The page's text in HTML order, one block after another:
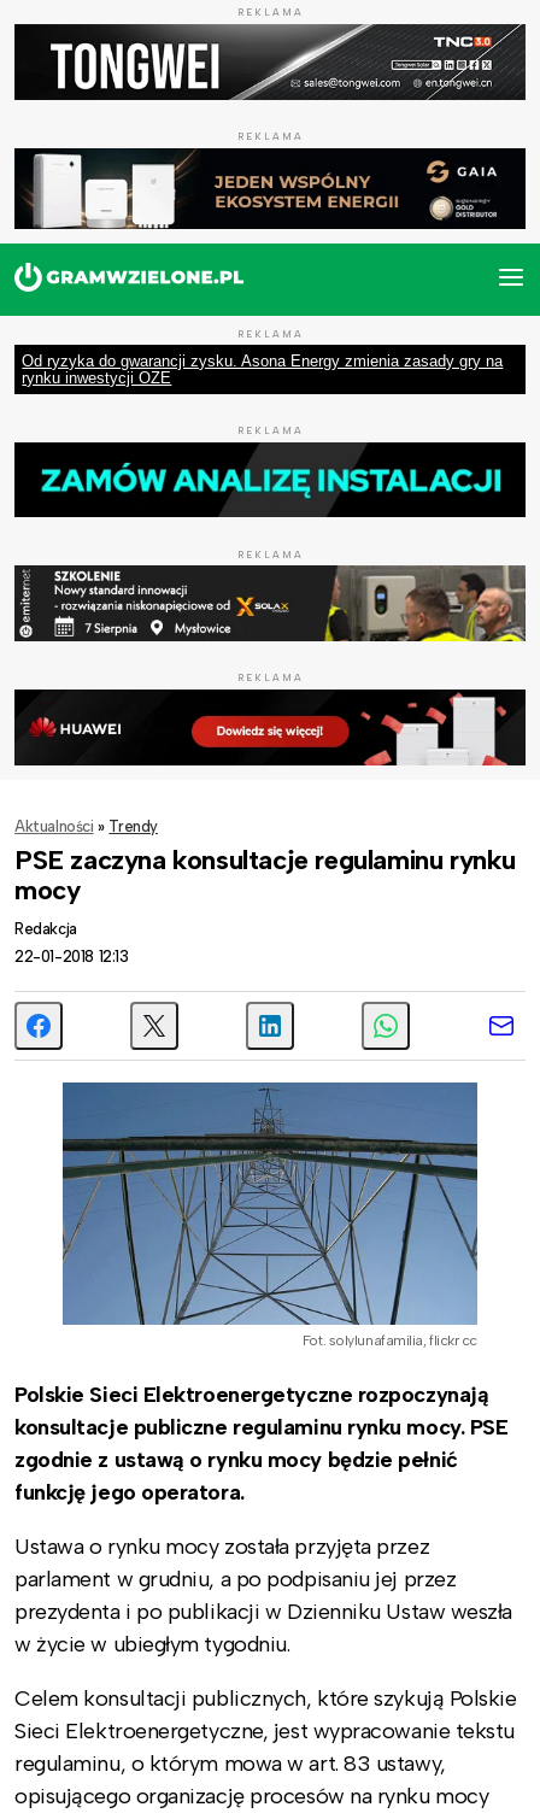
REKLAMA
REKLAMA
REKLAMA
Od ryzyka do gwarancji zysku. Asona Energy zmienia zasady gry na
rynku inwestycji OZE
REKLAMA
REKLAMA
REKLAMA
Aktualności » Trendy
PSE zaczyna konsultacje regulaminu rynku
mocy
Redakcja
22-01-2018 12:13
Fot. solylunafamilia, flickr cc
Polskie Sieci Elektroenergetyczne rozpoczynają
konsultacje publiczne regulaminu rynku mocy. PSE
zgodnie z ustawą o rynku mocy będzie pełnić
funkcję jego operatora.
Ustawa o rynku mocy została przyjęta przez
parlament w grudniu, a po podpisaniu jej przez
prezydenta i po publikacji w Dzienniku Ustaw weszła
w życie w ubiegłym tygodniu.
Celem konsultacji publicznych, które szykują Polskie
Sieci Elektroenergetyczne, jest wypracowanie tekstu
regulaminu, o którym mowa w art. 83 ustawy,
opisującego organizację procesów na rynku mocy